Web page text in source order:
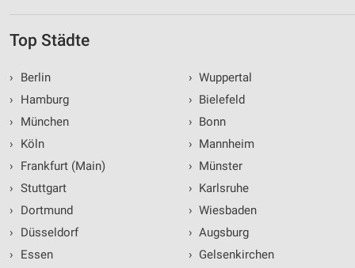
Top Städte
›
Berlin
›
Hamburg
›
München
›
Köln
›
Frankfurt (Main)
› Stuttgart
›
Dortmund
›
Düsseldorf
›
Essen
› Wuppertal
› Bielefeld
› Bonn
› Mannheim
› Münster
› Karlsruhe
› Wiesbaden
› Augsburg
› Gelsenkirchen